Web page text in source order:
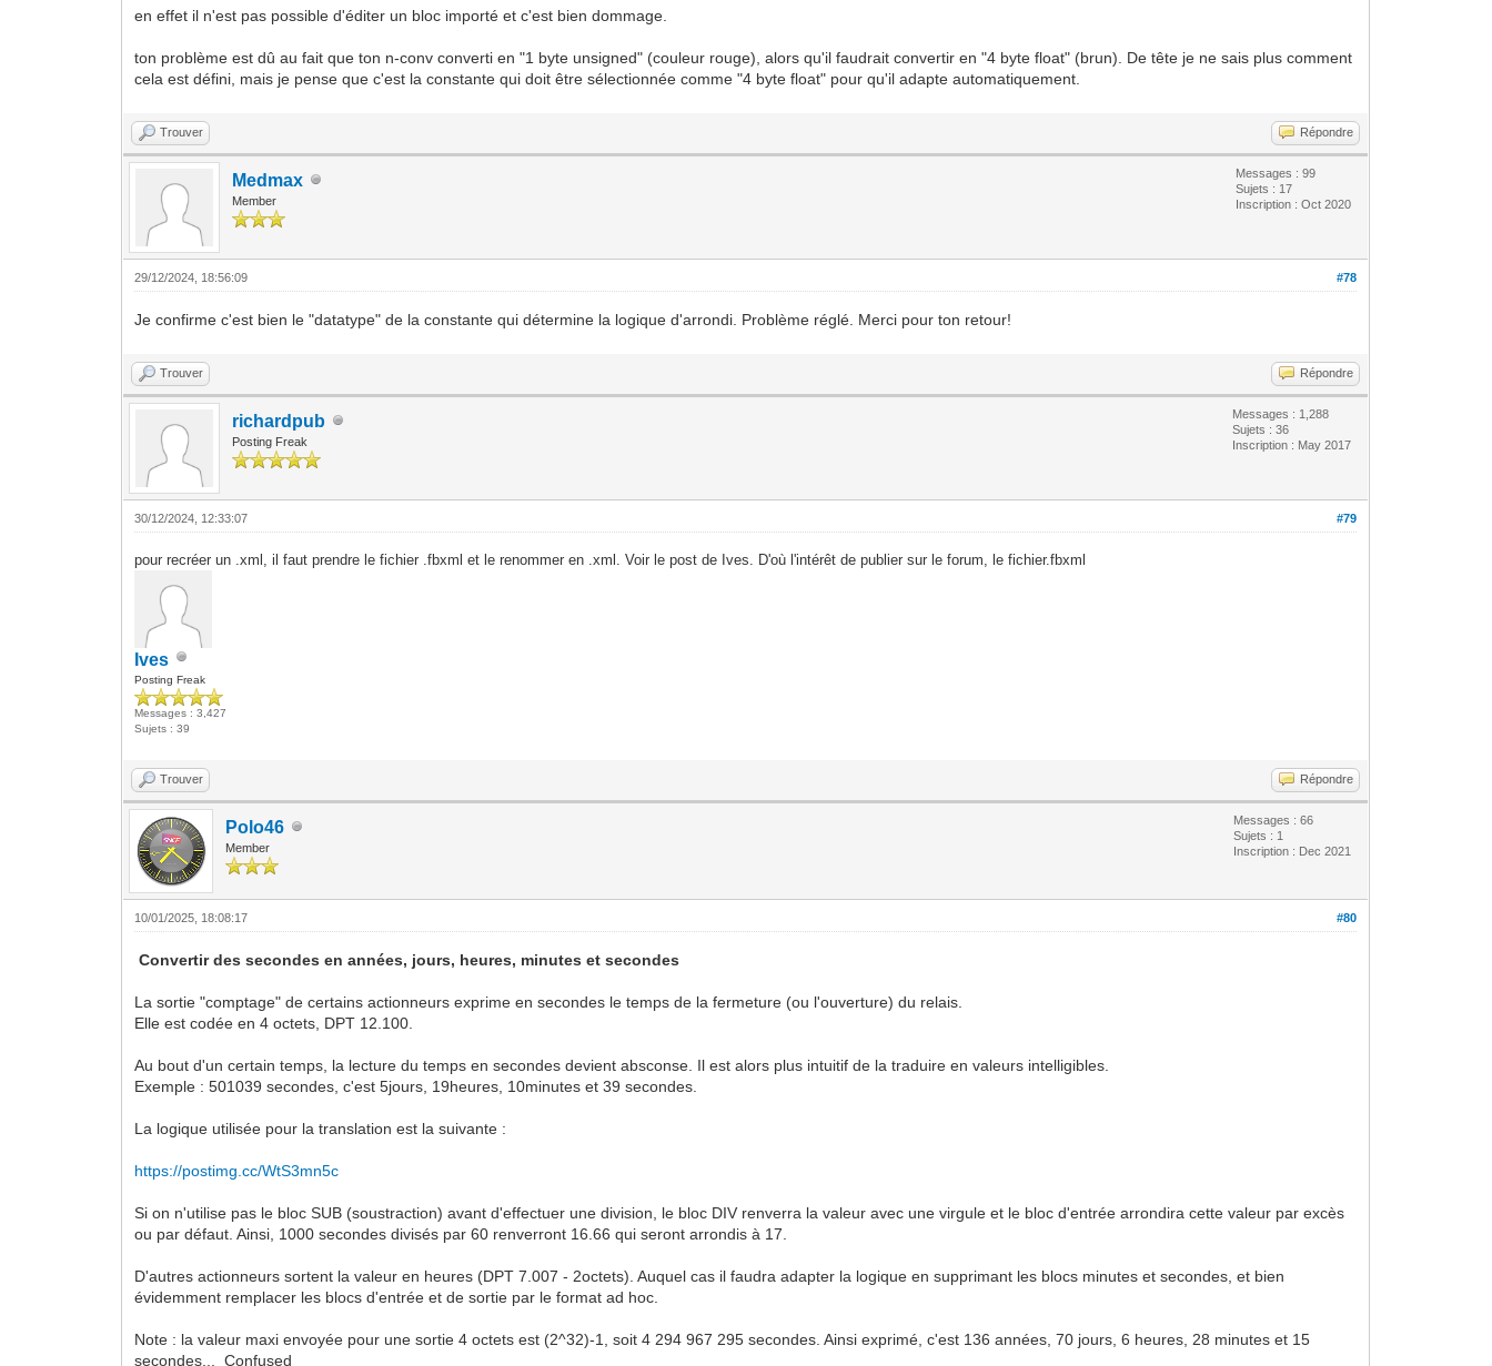
en effet il n'est pas possible d'éditer un bloc importé et c'est bien dommage.
ton problème est dû au fait que ton n-conv converti en "1 byte unsigned" (couleur rouge), alors qu'il faudrait convertir en "4 byte float" (brun). De tête je ne sais plus comment
cela est défini, mais je pense que c'est la constante qui doit être sélectionnée comme "4 byte float" pour qu'il adapte automatiquement.
Trouver Répondre
Medmax
Member
Messages : 99
Sujets : 17
Inscription : Oct 2020
#78
29/12/2024, 18:56:09
Je confirme c'est bien le "datatype" de la constante qui détermine la logique d'arrondi. Problème réglé. Merci pour ton retour!
Trouver Répondre
richardpub
Posting Freak
Messages : 1,288
Sujets : 36
Inscription : May 2017
#79
30/12/2024, 12:33:07
pour recréer un .xml, il faut prendre le fichier .fbxml et le renommer en .xml. Voir le post de Ives. D'où l'intérêt de publier sur le forum, le fichier.fbxml
Ives
Posting Freak
Messages : 3,427
Sujets : 39
Trouver Répondre
Polo46
Member
Messages : 66
Sujets : 1
Inscription : Dec 2021
#80
10/01/2025, 18:08:17
Convertir des secondes en années, jours, heures, minutes et secondes
La sortie "comptage" de certains actionneurs exprime en secondes le temps de la fermeture (ou l'ouverture) du relais.
Elle est codée en 4 octets, DPT 12.100.
Au bout d'un certain temps, la lecture du temps en secondes devient absconse. Il est alors plus intuitif de la traduire en valeurs intelligibles.
Exemple : 501039 secondes, c'est 5jours, 19heures, 10minutes et 39 secondes.
La logique utilisée pour la translation est la suivante :
https://postimg.cc/WtS3mn5c
Si on n'utilise pas le bloc SUB (soustraction) avant d'effectuer une division, le bloc DIV renverra la valeur avec une virgule et le bloc d'entrée arrondira cette valeur par excès
ou par défaut. Ainsi, 1000 secondes divisés par 60 renverront 16.66 qui seront arrondis à 17.
D'autres actionneurs sortent la valeur en heures (DPT 7.007 - 2octets). Auquel cas il faudra adapter la logique en supprimant les blocs minutes et secondes, et bien
évidemment remplacer les blocs d'entrée et de sortie par le format ad hoc.
Note : la valeur maxi envoyée pour une sortie 4 octets est (2^32)-1, soit 4 294 967 295 secondes. Ainsi exprimé, c'est 136 années, 70 jours, 6 heures, 28 minutes et 15
secondes... Confused